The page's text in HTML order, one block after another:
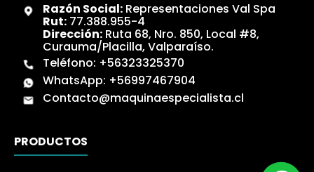
Razón Social:Representaciones Val Spa
Rut:77.388.955-4
Dirección:Ruta 68, Nro. 850, Local #8,
Curauma/Placilla, Valparaíso.
Teléfono: +56323325370
WhatsApp: +56997467904
Contacto@maquinaespecialista.cl
PRODUCTOS